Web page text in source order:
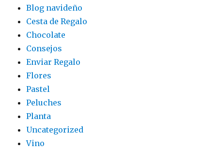
Blog navideño
Cesta de Regalo
Chocolate
Consejos
Enviar Regalo
Flores
Pastel
Peluches
Planta
Uncategorized
Vino